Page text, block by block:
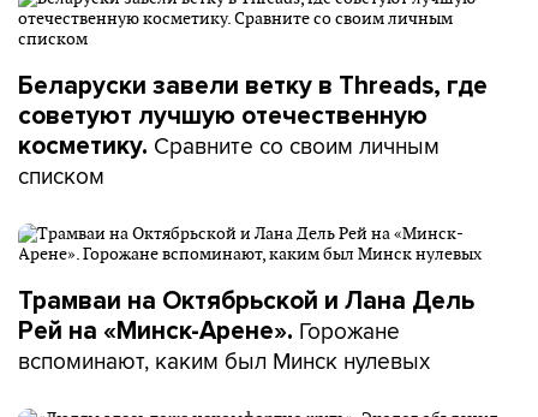
Беларуски завели ветку в Threads, где
советуют лучшую отечественную
косметику. Сравните со своим личным
списком
Трамваи на Октябрьской и Лана Дель
Рей на «Минск-Арене». Горожане
вспоминают, каким был Минск нулевых